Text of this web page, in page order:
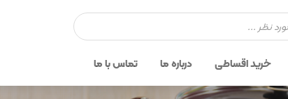
خرید اقساطی درباره ما تماس با ما